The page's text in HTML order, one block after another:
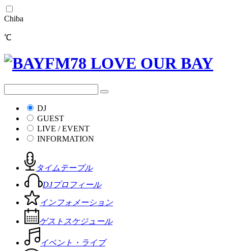
Chiba
℃
DJ
GUEST
LIVE / EVENT
INFORMATION
タイムテーブル
DJプロフィール
インフォメーション
ゲストスケジュール
イベント・ライブ